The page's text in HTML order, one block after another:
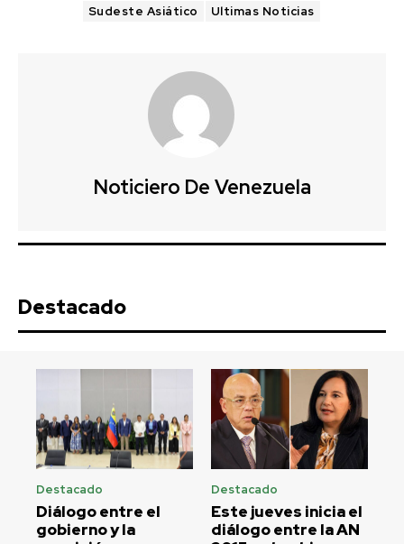
Sudeste Asiático
Ultimas Noticias
Noticiero De Venezuela
Destacado
Destacado
Diálogo entre el
gobierno y la
Destacado
Este jueves inicia el
diálogo entre la AN